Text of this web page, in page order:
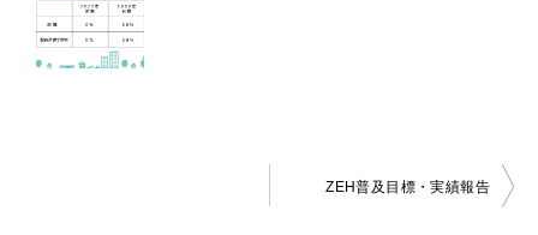
ZEH普及目標・実績報告